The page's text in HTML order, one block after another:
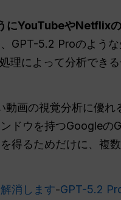
にYouTubeやNetflix
GPT-5.2 Proのよう
理によって分析でき
画の視覚分析に優れ
ドウを持つGoogleの
得るためだけに、複
消します-GPT-5.2